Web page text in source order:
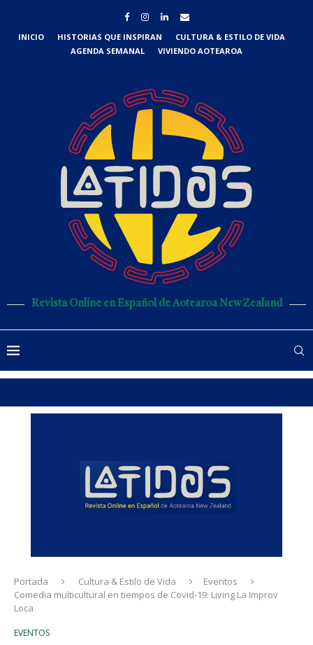
INICIO HISTORIAS QUE INSPIRAN
CULTURA & ESTILO DE VIDA
AGENDA SEMANAL
VIVIENDO AOTEAROA
Revista Online en Español de Aotearoa New Zealand
Portada Cultura & Estilo de Vida
Eventos
Comedia multicultural en tiempos de Covid-19: Living La Improv
Loca
EVENTOS